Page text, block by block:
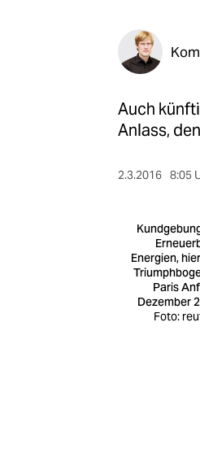
Auch
Anlass,
2.3.2016 8:05
Energien,
Paris
Dezember
Foto: